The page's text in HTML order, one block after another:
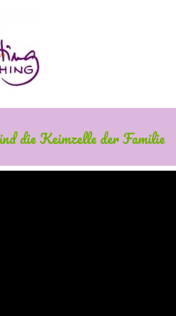
die Keimzelle der Familie